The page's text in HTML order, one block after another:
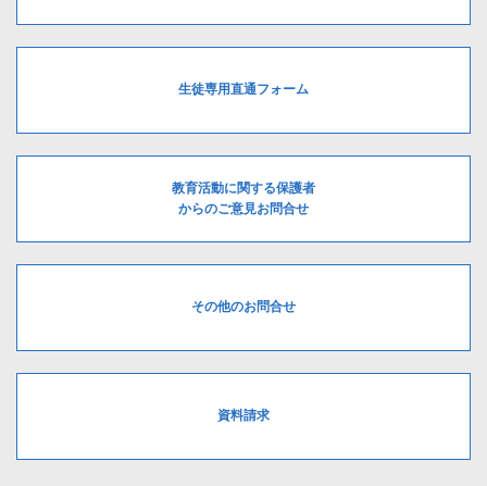
生徒専用直通フォーム
教育活動に関する保護者
からのご意見お問合せ
その他のお問合せ
資料請求